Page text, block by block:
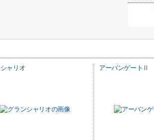
ャリオ アーバンゲートⅡ